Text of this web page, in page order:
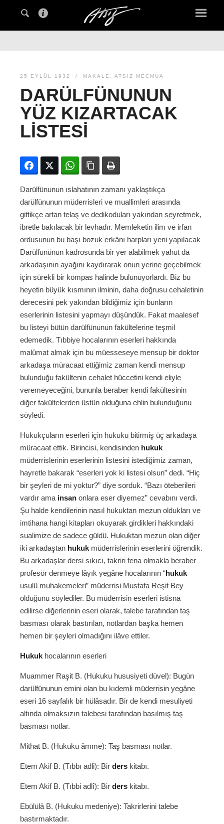
25 EYLÜL 1932 MAKALE , ATSIZ MECMUA
DARÜLFÜNUNUN
YÜZ KIZARTACAK
LISTESI
FacebookTwitter WhatsAppBağlanıyı kopyala
Darülfünunun ıslahatının zamanı yaklaştıkça
darülfünunun müderrisleri ve muallimleri arasında
gittikçe artan telaş ve dedikoduları yakından seyretmek,
ibretle bakılacak bir levhadır. Memleketin ilim ve irfan
ordusunun bu başı bozuk erkânı harpları yeni yapılacak
Darülfunünun kadrosunda bir yer alabilmek yahut da
arkadaşının ayağını kaydırarak onun yerine geçebilmek
için sürekli bir kompas halinde bulunuyorlardı. Biz bu
heyetin büyük kısmının ilminin, daha doğrusu cehaletinin
derecesini pek yakından bildiğimiz için bunların
eserlerinin listesini yapmayı düşündük. Fakat maalesef
bu listeyi bütün darülfünunun fakültelerine teşmil
edemedik. Tıbbiye hocalarının eserleri hakkında
malûmat almak için bu müesseseye mensup bir doktor
arkadaşa müracaat ettiğimiz zaman kendi mensup
bulunduğu fakültenin cehalet hüccetini kendi eliyle
veremeyeceğini, bununla beraber kendi fakültesinin
diğer fakültelerden üstün olduğuna ehlin bulunduğunu
söyledi.
Hukukçuların eserleri için hukuku bitirmiş üç arkadaşa
müracaat ettik. Birincisi, kendisinden hukuk
müderrislerinin eserlerinin listesini istediğimiz zaman,
hayretle bakarak “eserleri yok ki listesi olsun” dedi. “Hiç
bir şeyleri de mi yoktur?” diye sorduk. “Bazı öteberileri
vardır ama insan onlara eser diyemez” cevabını verdi.
Şu halde kendilerinin nasıl hukuktan mezun oldukları ve
imtihana hangi kitapları okuyarak girdikleri hakkındaki
sualimize de sadece güldü. Hukuktan mezun olan diğer
iki arkadaştan hukuk müderrislerinin eserlerini öğrendik.
Bu arkadaşlar dersi sıkıcı, takriri fena olmakla beraber
profesör denmeye lâyık yegâne hocalarının “hukuk
usulü muhakemeleri” müderrisi Mustafa Reşit Bey
olduğunu söylediler. Bu müderrisin eserleri istisna
edilirse diğerlerinin eseri olarak, talebe tarafından taş
basması olarak bastırılan, notlardan başka hemen
hemen bir şeyleri olmadığını ilâve ettiler.
Hukuk hocalarının eserleri
Muammer Raşit B. (Hukuku hususiyeti düvel): Bugün
darülfünunun emini olan bu kıdemli müderrisin yegâne
eseri 16 sayfalık bir hülâsadır. Bir de kendi mesuliyeti
altında olmaksızın talebesi tarafından basılmış taş
basması notlar.
Mithat B. (Hukuku âmme): Taş basması notlar.
Etem Akif B. (Tıbbı adli): Bir ders kitabı.
Etem Akif B. (Tıbbi adlî): Bir ders kitabı.
Ebülülâ B. (Hukuku medeniye): Takrirlerini talebe
bastırmaktadır.